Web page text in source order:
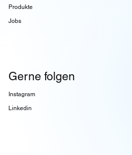
Produkte
Jobs
Gerne folgen
Instagram
Linkedin